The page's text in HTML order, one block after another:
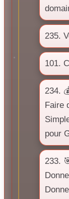
235.
101.
234.
Faire
pour
233.